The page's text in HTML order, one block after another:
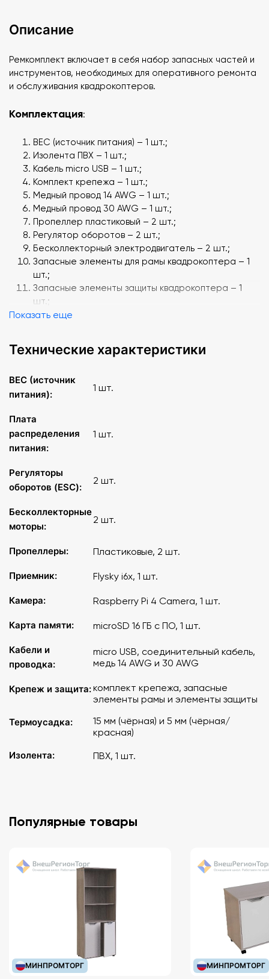
Описание
Ремкомплект включает в себя набор запасных частей и
инструментов, необходимых для оперативного ремонта
и обслуживания квадрокоптеров.
Комплектация:
BEC (источник питания) – 1 шт.;
Изолента ПВХ – 1 шт.;
Кабель micro USB – 1 шт.;
Комплект крепежа – 1 шт.;
Медный провод 14 AWG – 1 шт.;
Медный провод 30 AWG – 1 шт.;
Пропеллер пластиковый – 2 шт.;
Регулятор оборотов – 2 шт.;
Бесколлекторный электродвигатель – 2 шт.;
Запасные элементы для рамы квадрокоптера – 1
шт.;
Запасные элементы защиты квадрокоптера – 1
шт.;
Камера Raspberry Pi 4 Camera – 1 шт.;
Приемник для Flysky i6x – 1 шт.;
Термоусадка 5 мм (черная/красная) – 1 шт.;
Соединительный кабель – 1 шт.
Показать еще
Технические характеристики
BEC (источник
питания):
1 шт.
Плата
распределения
питания:
1 шт.
Регуляторы
оборотов (ESC):
2 шт.
Бесколлекторные
моторы:
2 шт.
Пропеллеры: Пластиковые, 2 шт.
Приемник: Flysky i6x, 1 шт.
Камера: Raspberry Pi 4 Camera, 1 шт.
Карта памяти: microSD 16 ГБ с ПО, 1 шт.
Кабели и
проводка:
micro USB, соединительный кабель,
медь 14 AWG и 30 AWG
Крепеж и защита:комплект крепежа, запасные
элементы рамы и элементы защиты
Термоусадка:
15 мм (чёрная) и 5 мм (чёрная/
красная)
Изолента:
ПВХ, 1 шт.
Популярные товары
МИНПРОМТОРГ МИНПРОМТОРГ